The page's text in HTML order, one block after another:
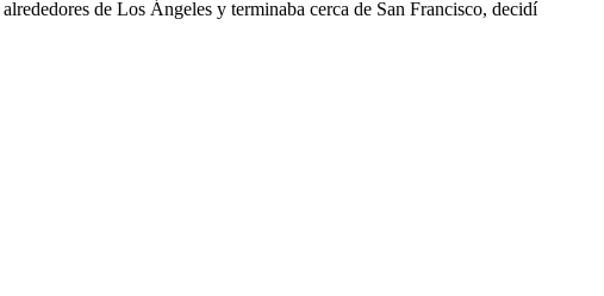
de Los Ángeles y terminaba cerca de San Francisco, decidí